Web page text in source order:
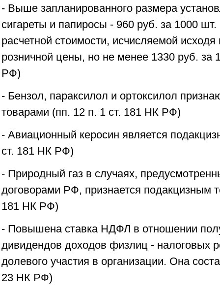
- Выше запланированного размера
сигареты и папиросы - 960 руб. за 1000 шт.
расчетной стоимости, исчисляемой
розничной цены, но не менее 1330 руб. за
РФ)
- Бензол, параксилол и ортоксилол
товарами (пп. 12 п. 1 ст. 181 НК РФ)
- Авиационный керосин является
ст. 181 НК РФ)
- Природный газ в случаях,
договорами РФ, признается подакцизным
181 НК РФ)
- Повышена ставка НДФЛ в отношении
дивидендов доходов физлиц - налоговых
долевого участия в организации. Она
23 НК РФ)